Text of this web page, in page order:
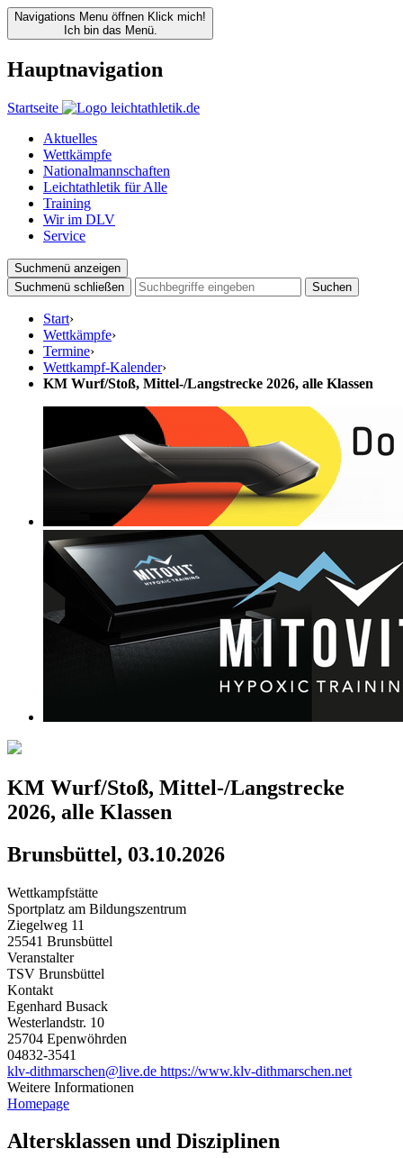
Navigations Menu öffnen Klick mich!
Ich bin das Menü.
Hauptnavigation
Startseite
Aktuelles
Wettkämpfe
Nationalmannschaften
Leichtathletik für Alle
Training
Wir im DLV
Service
Suchmenü anzeigen
Suchmenü schließen
Suchen
Start›
Wettkämpfe›
Termine›
Wettkampf-Kalender›
KM Wurf/Stoß, Mittel-/Langstrecke 2026, alle Klassen
KM Wurf/Stoß, Mittel-/Langstrecke
2026, alle Klassen
Brunsbüttel, 03.10.2026
Wettkampfstätte
Sportplatz am Bildungszentrum
Ziegelweg 11
25541 Brunsbüttel
Veranstalter
TSV Brunsbüttel
Kontakt
Egenhard Busack
Westerlandstr. 10
25704 Epenwöhrden
04832-3541
klv-dithmarschen@live.de https://www.klv-dithmarschen.net
Weitere Informationen
Homepage
Altersklassen und Disziplinen